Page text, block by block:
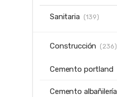
Sanitaria (139)
Construcción (236)
Cemento portland
Cemento albañilería